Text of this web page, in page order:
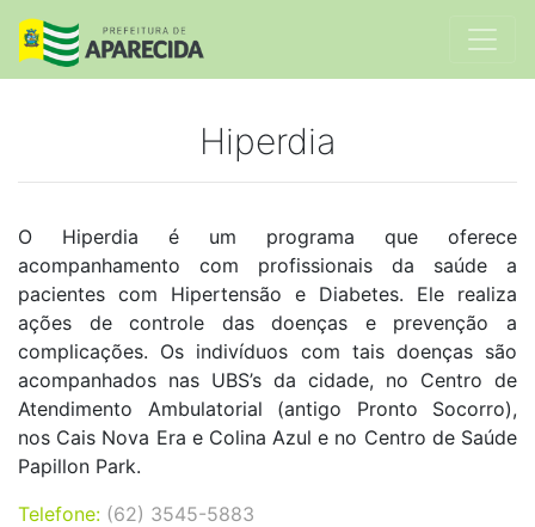
Hiperdia
O Hiperdia é um programa que oferece
acompanhamento com profissionais da saúde a
pacientes com Hipertensão e Diabetes. Ele realiza
ações de controle das doenças e prevenção a
complicações. Os indivíduos com tais doenças são
acompanhados nas UBS’s da cidade, no Centro de
Atendimento Ambulatorial (antigo Pronto Socorro),
nos Cais Nova Era e Colina Azul e no Centro de Saúde
Papillon Park.
Telefone: (62) 3545-5883